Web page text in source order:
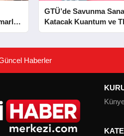
GTÜ’de Savunma
Katacak Kuantum ve
Merkezleri Açıldı
Haberler